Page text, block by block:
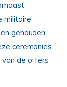
militaire
gehouden
ceremonies
van de offers